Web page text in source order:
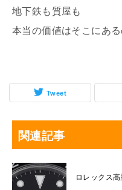
地下鉄も質屋も
本当の価値はそこにある
Tweet
関連記事
ロレックス